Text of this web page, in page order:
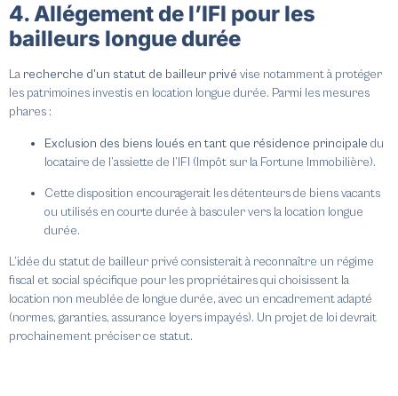
4. Allégement de l’IFI pour les
bailleurs longue durée
La recherche d’un statut de bailleur privé vise notamment à protéger
les patrimoines investis en location longue durée. Parmi les mesures
phares :
Exclusion des biens loués en tant que résidence principale du
locataire de l’assiette de l’IFI (Impôt sur la Fortune Immobilière).
Cette disposition encouragerait les détenteurs de biens vacants
ou utilisés en courte durée à basculer vers la location longue
durée.
L’idée du statut de bailleur privé consisterait à reconnaître un régime
fiscal et social spécifique pour les propriétaires qui choisissent la
location non meublée de longue durée, avec un encadrement adapté
(normes, garanties, assurance loyers impayés). Un projet de loi devrait
prochainement préciser ce statut.